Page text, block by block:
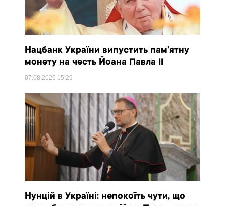
Нацбанк України випустить пам’ятну
монету на честь Йоана Павла II
07.08.2026 15:29
Нунцій в Україні: непокоїть чути, що